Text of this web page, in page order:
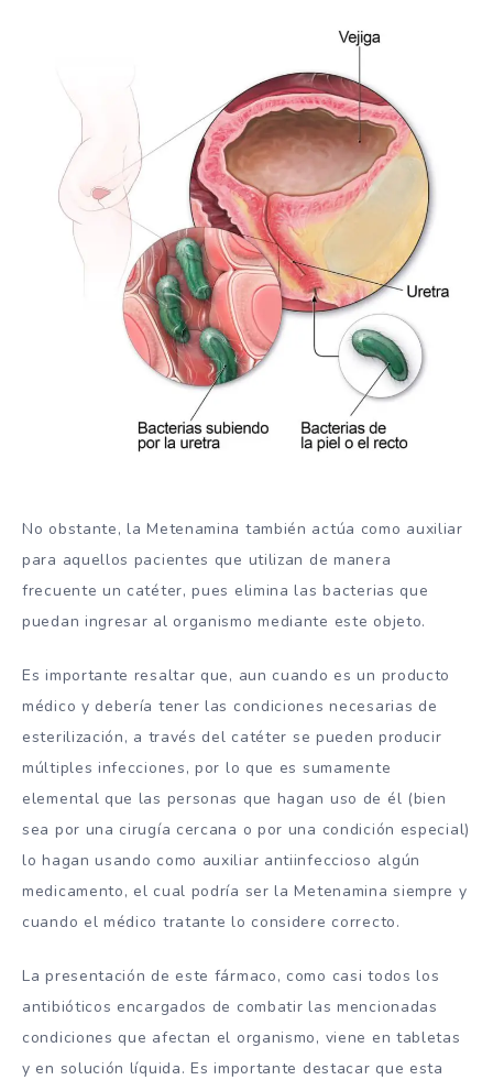
No obstante, la Metenamina también actúa como auxiliar
para aquellos pacientes que utilizan de manera
frecuente un catéter, pues elimina las bacterias que
puedan ingresar al organismo mediante este objeto.
Es importante resaltar que, aun cuando es un producto
médico y debería tener las condiciones necesarias de
esterilización, a través del catéter se pueden producir
múltiples infecciones, por lo que es sumamente
elemental que las personas que hagan uso de él (bien
sea por una cirugía cercana o por una condición especial)
lo hagan usando como auxiliar antiinfeccioso algún
medicamento, el cual podría ser la Metenamina siempre y
cuando el médico tratante lo considere correcto.
La presentación de este fármaco, como casi todos los
antibióticos encargados de combatir las mencionadas
condiciones que afectan el organismo, viene en tabletas
y en solución líquida. Es importante destacar que esta